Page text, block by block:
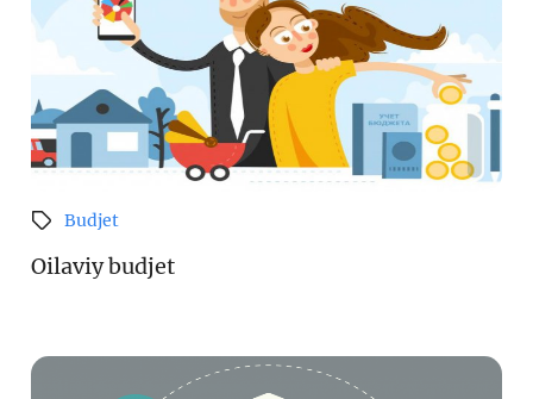
Budjet
Oilaviy budjet